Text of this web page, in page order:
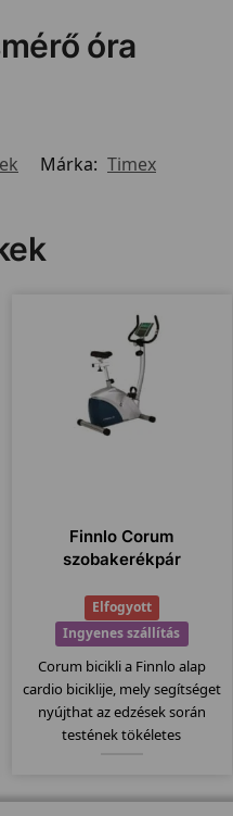
óra
Márka: Timex
Finnlo Corum
szobakerékpár
Elfogyott
Ingyenes szállítás
Corum bicikli a Finnlo alap
cardio biciklije, mely segítséget
nyújthat az edzések során
testének tökéletes
év garancia!